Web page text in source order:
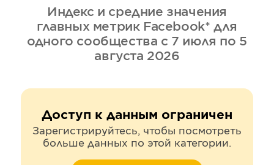
Индекс и средние значения
главных метрик Facebook* для
одного сообщества с 7 июля по 5
августа 2026
Доступ к данным ограничен
Зарегистрируйтесь, чтобы посмотреть
больше данных по этой категории.